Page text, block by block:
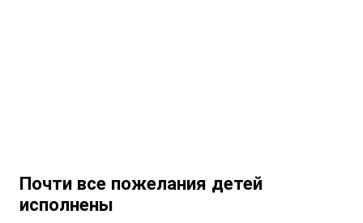
Почти все пожелания детей
исполнены